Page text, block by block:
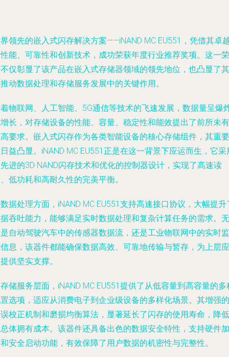
领先的嵌入式闪存解决方案——iNAND MC EU551，凭借其卓
能、可靠性和创新技术，成功荣获年度行业推荐奖项。这一荣
仅彰显了该产品在嵌入式存储器领域的领先地位，也凸显了其
动数据处理和存储服务发展中的关键作用。
物联网、人工智能、5G通信等技术的飞速发展，数据量呈爆
长，对存储设备的性能、容量、稳定性和能效提出了前所未有
要求。嵌入式闪存作为各类智能设备的核心存储组件，其重要
益凸显。iNAND MC EU551正是在这一背景下应运而生，它采
进的3D NAND闪存技术和优化的控制器设计，实现了高速读
低功耗和高耐久性的完美平衡。
据处理方面，iNAND MC EU551支持高速接口协议，大幅提升
吞吐能力，能够满足实时数据处理和复杂计算任务的需求。无
自动驾驶汽车中的传感器数据流，还是工业物联网中的实时监
息，该器件都能确保数据高效、可靠地传输与暂存，为上层应
供坚实支撑。
储服务层面，iNAND MC EU551提供了从低容量到高容量的多
选项，适应从消费电子到企业级设备的多样化场景。其增强的
校正机制和磨损均衡算法，显著延长了闪存的使用寿命，降低
体拥有成本。该器件还具备出色的数据安全特性，支持硬件加
安全启动功能，有效保障了用户数据的机密性与完整性。